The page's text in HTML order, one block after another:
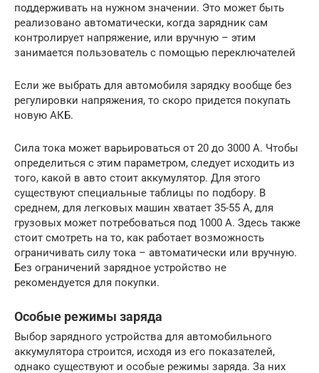
поддерживать на нужном значении. Это может быть
реализовано автоматически, когда зарядник сам
контролирует напряжение, или вручную – этим
занимается пользователь с помощью переключателей
Если же выбрать для автомобиля зарядку вообще без
регулировки напряжения, то скоро придется покупать
новую АКБ.
Сила тока может варьироваться от 20 до 3000 А. Чтобы
определиться с этим параметром, следует исходить из
того, какой в авто стоит аккумулятор. Для этого
существуют специальные таблицы по подбору. В
среднем, для легковых машин хватает 35-55 А, для
грузовых может потребоваться под 1000 А. Здесь также
стоит смотреть на то, как работает возможность
ограничивать силу тока – автоматически или вручную.
Без ограничений зарядное устройство не
рекомендуется для покупки.
Особые режимы заряда
Выбор зарядного устройства для автомобильного
аккумулятора строится, исходя из его показателей,
однако существуют и особые режимы заряда. За них